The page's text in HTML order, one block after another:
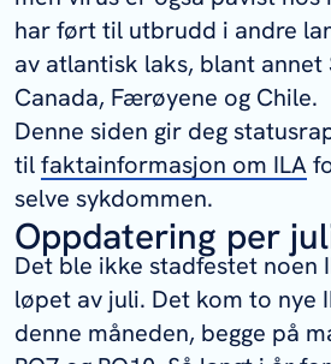
har ført til utbrudd i andre
av atlantisk laks, blant annet
Canada, Færøyene og Chile.
Denne siden gir deg
tilfaktainformasjon om ILA
selve sykdommen.
Oppdatering per
Det ble ikke stadfestet noen
løpet av juli. Det kom to nye
denne måneden, begge på